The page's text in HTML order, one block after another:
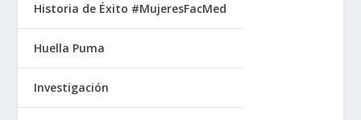
Historia de Éxito #MujeresFacMed
Huella Puma
Investigación